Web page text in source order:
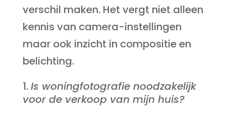
verschil maken. Het vergt niet alleen
kennis van camera-instellingen
maar ook inzicht in compositie en
belichting.
Is woningfotografie noodzakelijk
voor de verkoop van mijn huis?